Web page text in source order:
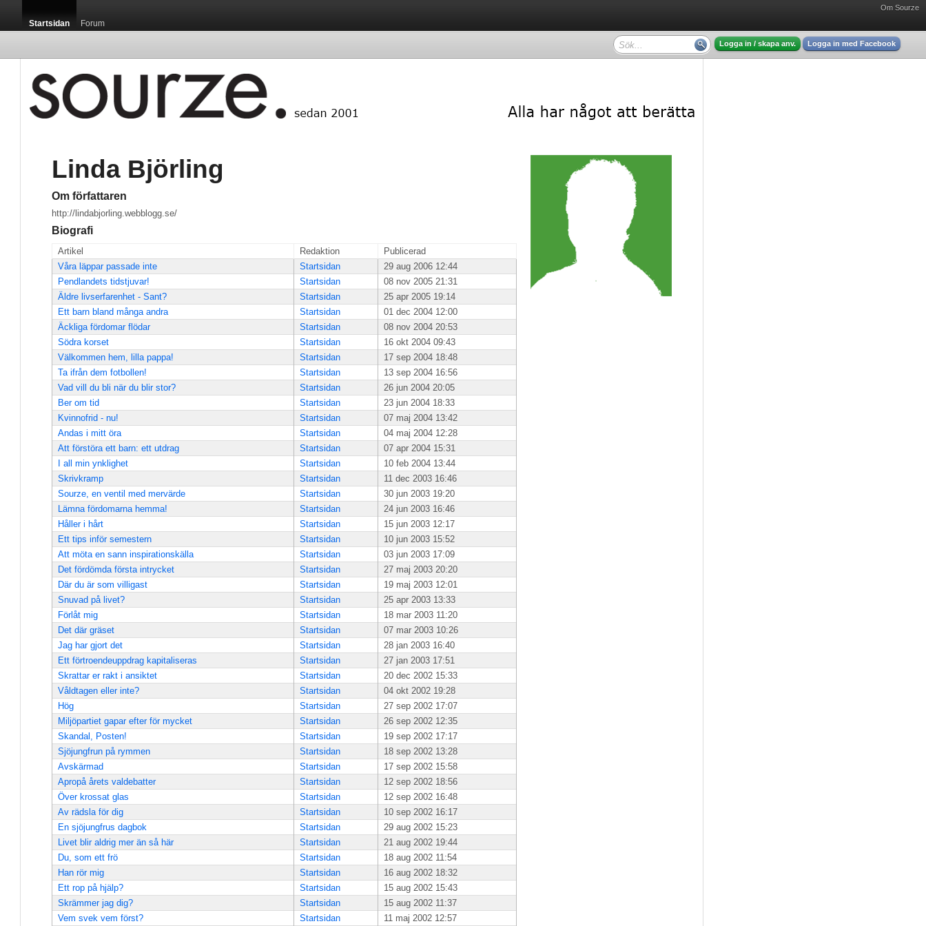
Om Sourze
Startsidan Forum
Logga in / skapa anv. Logga in med Facebook
Linda Björling
Om författaren
http://lindabjorling.webblogg.se/
Biografi
Artikel Redaktion
Publicerad
Våra läppar passade inte
Startsidan
29 aug 2006 12:44
Pendlandets tidstjuvar!
Startsidan
08 nov 2005 21:31
Äldre livserfarenhet - Sant?
Startsidan
25 apr 2005 19:14
Ett barn bland många andra
Startsidan
01 dec 2004 12:00
Äckliga fördomar flödar
Startsidan
08 nov 2004 20:53
Södra korset
Startsidan
16 okt 2004 09:43
Välkommen hem, lilla pappa!
Startsidan
17 sep 2004 18:48
Ta ifrån dem fotbollen!
Startsidan
13 sep 2004 16:56
Vad vill du bli när du blir stor?
Startsidan
26 jun 2004 20:05
Ber om tid
Startsidan
23 jun 2004 18:33
Kvinnofrid - nu!
Startsidan
07 maj 2004 13:42
Andas i mitt öra
Startsidan
04 maj 2004 12:28
Att förstöra ett barn: ett utdrag
Startsidan
07 apr 2004 15:31
I all min ynklighet
Startsidan
10 feb 2004 13:44
Skrivkramp
Startsidan
11 dec 2003 16:46
Sourze, en ventil med mervärde
Startsidan
30 jun 2003 19:20
Lämna fördomarna hemma!
Startsidan
24 jun 2003 16:46
Håller i hårt
Startsidan
15 jun 2003 12:17
Ett tips inför semestern
Startsidan
10 jun 2003 15:52
Att möta en sann inspirationskälla
Startsidan
03 jun 2003 17:09
Det fördömda första intrycket
Startsidan
27 maj 2003 20:20
Där du är som villigast
Startsidan
19 maj 2003 12:01
Snuvad på livet?
Startsidan
25 apr 2003 13:33
Förlåt mig
Startsidan
18 mar 2003 11:20
Det där gräset
Startsidan
07 mar 2003 10:26
Jag har gjort det
Startsidan
28 jan 2003 16:40
Ett förtroendeuppdrag kapitaliseras
Startsidan
27 jan 2003 17:51
Skrattar er rakt i ansiktet
Startsidan
20 dec 2002 15:33
Våldtagen eller inte?
Startsidan
04 okt 2002 19:28
Hög
Startsidan
27 sep 2002 17:07
Miljöpartiet gapar efter för mycket
Startsidan
26 sep 2002 12:35
Skandal, Posten!
Startsidan
19 sep 2002 17:17
Sjöjungfrun på rymmen
Startsidan
18 sep 2002 13:28
Avskärmad
Startsidan
17 sep 2002 15:58
Apropå årets valdebatter
Startsidan
12 sep 2002 18:56
Över krossat glas
Startsidan
12 sep 2002 16:48
Av rädsla för dig
Startsidan
10 sep 2002 16:17
En sjöjungfrus dagbok
Startsidan
29 aug 2002 15:23
Livet blir aldrig mer än så här
Startsidan
21 aug 2002 19:44
Du, som ett frö
Startsidan
18 aug 2002 11:54
Han rör mig
Startsidan
16 aug 2002 18:32
Ett rop på hjälp?
Startsidan
15 aug 2002 15:43
Skrämmer jag dig?
Startsidan
15 aug 2002 11:37
Vem svek vem först?
Startsidan 11 maj 2002 12:57